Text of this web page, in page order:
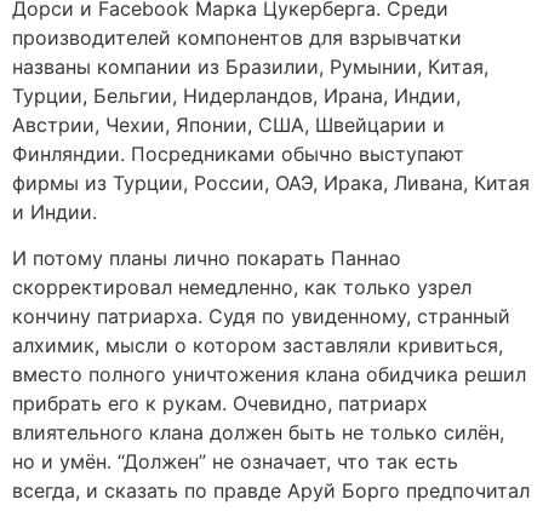
Дорси и Facebook Марка Цукерберга. Среди
производителей компонентов для взрывчатки
названы компании из Бразилии, Румынии, Китая,
Турции, Бельгии, Нидерландов, Ирана, Индии,
Австрии, Чехии, Японии, США, Швейцарии и
Финляндии. Посредниками обычно выступают
фирмы из Турции, России, ОАЭ, Ирака, Ливана, Китая
и Индии.
И потому планы лично покарать Паннао
скорректировал немедленно, как только узрел
кончину патриарха. Судя по увиденному, странный
алхимик, мысли о котором заставляли кривиться,
вместо полного уничтожения клана обидчика решил
прибрать его к рукам. Очевидно, патриарх
влиятельного клана должен быть не только силён,
но и умён. “Должен” не означает, что так есть
всегда, и сказать по правде Аруй Борго предпочитал